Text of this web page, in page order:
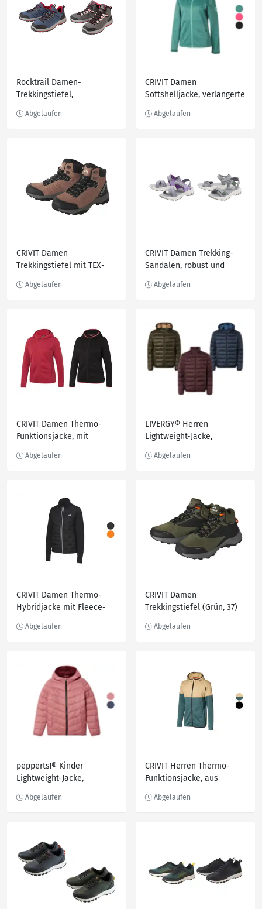
Rocktrail Damen-
Trekkingstiefel,
CRIVIT Damen
Softshelljacke, verlängerte
CRIVIT Damen
Trekkingstiefel mit TEX-
CRIVIT Damen Trekking-
Sandalen, robust und
CRIVIT Damen Thermo-
Funktionsjacke, mit
LIVERGY® Herren
Lightweight-Jacke,
CRIVIT Damen Thermo-
Hybridjacke mit Fleece-
CRIVIT Damen
Trekkingstiefel (Grün, 37)
pepperts!® Kinder
Lightweight-Jacke,
CRIVIT Herren Thermo-
Funktionsjacke, aus